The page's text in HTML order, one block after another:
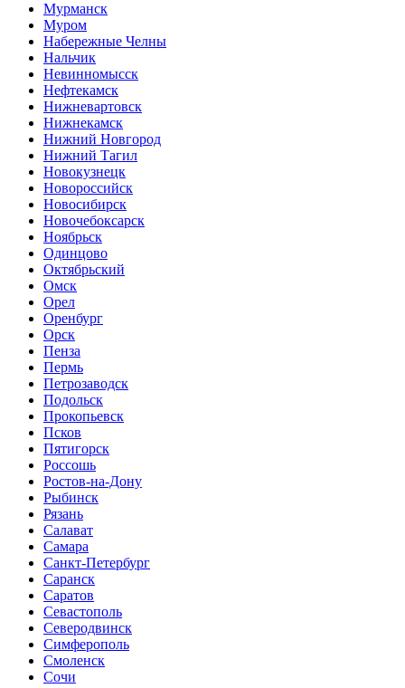
Мурманск
Муром
Набережные Челны
Нальчик
Невинномысск
Нефтекамск
Нижневартовск
Нижнекамск
Нижний Новгород
Нижний Тагил
Новокузнецк
Новороссийск
Новосибирск
Новочебоксарск
Ноябрьск
Одинцово
Октябрьский
Омск
Орел
Оренбург
Орск
Пенза
Пермь
Петрозаводск
Подольск
Прокопьевск
Псков
Пятигорск
Россошь
Ростов-на-Дону
Рыбинск
Рязань
Салават
Самара
Санкт-Петербург
Саранск
Саратов
Севастополь
Северодвинск
Симферополь
Смоленск
Сочи